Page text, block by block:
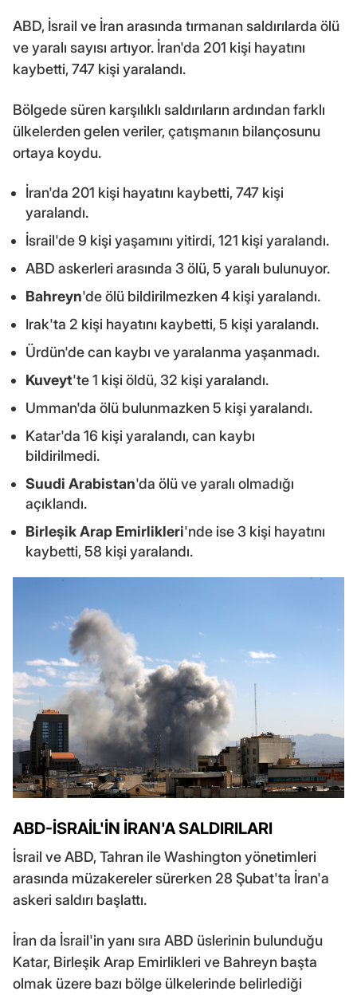
ABD, İsrail ve İran arasında tırmanan saldırılarda ölü
ve yaralı sayısı artıyor. İran'da 201 kişi hayatını
kaybetti, 747 kişi yaralandı.
Bölgede süren karşılıklı saldırıların ardından farklı
ülkelerden gelen veriler, çatışmanın bilançosunu
ortaya koydu.
İran'da 201 kişi hayatını kaybetti, 747 kişi
yaralandı.
İsrail'de 9 kişi yaşamını yitirdi, 121 kişi yaralandı.
ABD askerleri arasında 3 ölü, 5 yaralı bulunuyor.
Bahreyn'de ölü bildirilmezken 4 kişi yaralandı.
Irak'ta 2 kişi hayatını kaybetti, 5 kişi yaralandı.
Ürdün'de can kaybı ve yaralanma yaşanmadı.
Kuveyt'te 1 kişi öldü, 32 kişi yaralandı.
Umman'da ölü bulunmazken 5 kişi yaralandı.
Katar'da 16 kişi yaralandı, can kaybı
bildirilmedi.
Suudi Arabistan'da ölü ve yaralı olmadığı
açıklandı.
Birleşik Arap Emirlikleri'nde ise 3 kişi hayatını
kaybetti, 58 kişi yaralandı.
ABD-İSRAİL'İN İRAN'A SALDIRILARI
İsrail ve ABD, Tahran ile Washington yönetimleri
arasında müzakereler sürerken 28 Şubat'ta İran'a
askeri saldırı başlattı.
İran da İsrail'in yanı sıra ABD üslerinin bulunduğu
Katar, Birleşik Arap Emirlikleri ve Bahreyn başta
olmak üzere bazı bölge ülkelerinde belirlediği